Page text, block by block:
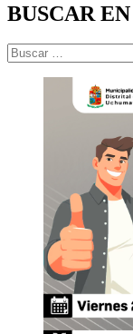
BUSCAR
Buscar: